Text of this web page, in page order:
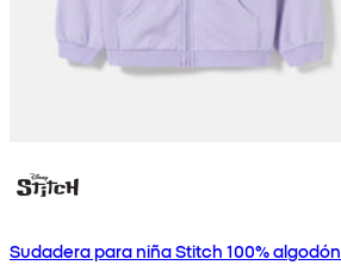
Sudadera para niña Stitch 100% algodón